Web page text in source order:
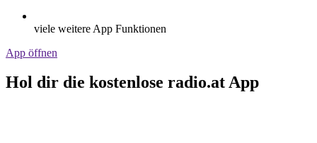
viele weitere App Funktionen
App öffnen
Hol dir die kostenlose radio.at App